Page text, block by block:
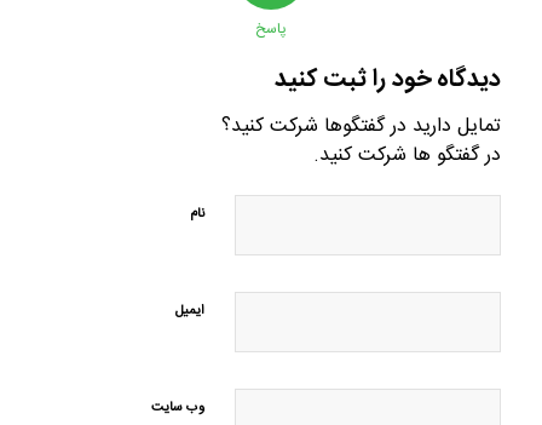
پاسخ
دیدگاه خود را ثبت کنید
تمایل دارید در گفتگوها شرکت کنید؟
در گفتگو ها شرکت کنید.
نام
ایمیل
وب‌ سایت